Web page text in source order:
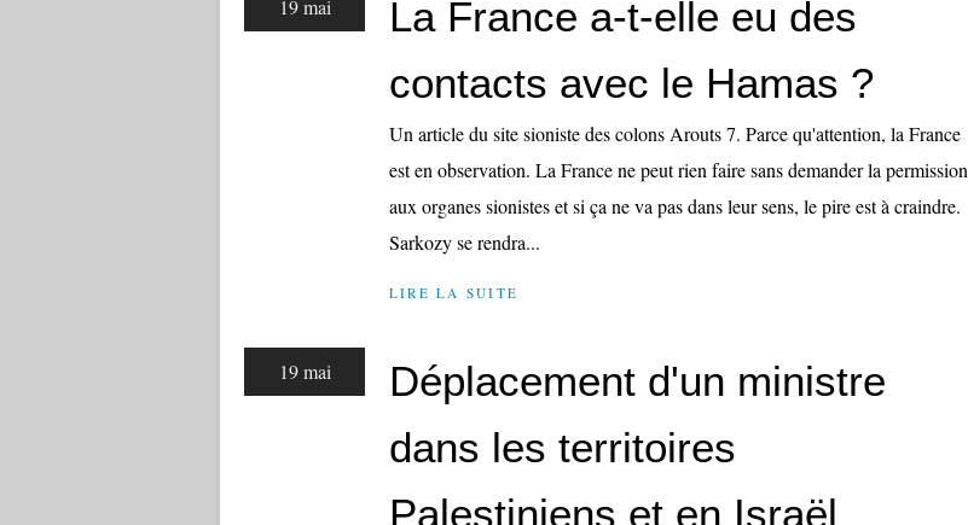
19 mai
La France a-t-elle eu des
contacts avec le Hamas ?
Un article du site sioniste des colons Arouts 7. Parce qu'attention, la France
est en observation. La France ne peut rien faire sans demander la permission
aux organes sionistes et si ça ne va pas dans leur sens, le pire est à craindre.
Sarkozy se rendra...
LIRE LA SUITE
19 mai
Déplacement d'un ministre
dans les territoires
Palestiniens et en Israël